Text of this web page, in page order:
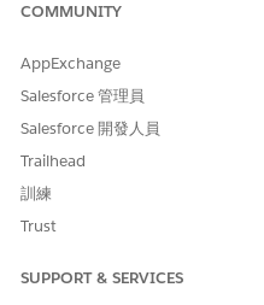
面,請透過新增「表單區段」
另請參照：
表單架構
COMMUNITY
AppExchange
Salesforce 管理員
Salesforce 開發人員
Trailhead
訓練
Trust
SUPPORT & SERVICES